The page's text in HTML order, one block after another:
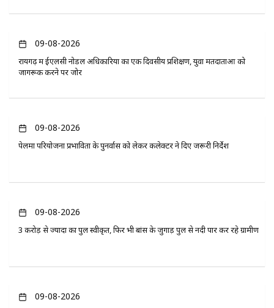
09-08-2026
रायगढ़ में ईएलसी नोडल अधिकारियों का एक दिवसीय प्रशिक्षण, युवा मतदाताओं को
जागरूक करने पर जोर
09-08-2026
पेलमा परियोजना प्रभावितों के पुनर्वास को लेकर कलेक्टर ने दिए जरूरी निर्देश
09-08-2026
3 करोड़ से ज्यादा का पुल स्वीकृत, फिर भी बांस के जुगाड़ पुल से नदी पार कर रहे ग्रामीण
09-08-2026